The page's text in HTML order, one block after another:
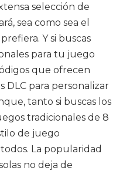
selección de
sea como sea el
Y si buscas
para tu juego
que ofrecen
DLC para personalizar
tanto si buscas los
tradicionales de 8
de juego
La popularidad
no deja de